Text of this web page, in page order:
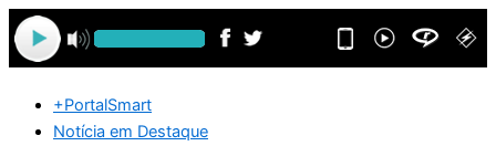
Ir
para
o
+PortalSmart
Notícia em Destaque